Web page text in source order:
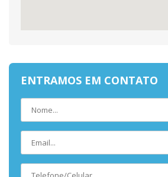
ENTRAMOS EM CONTATO